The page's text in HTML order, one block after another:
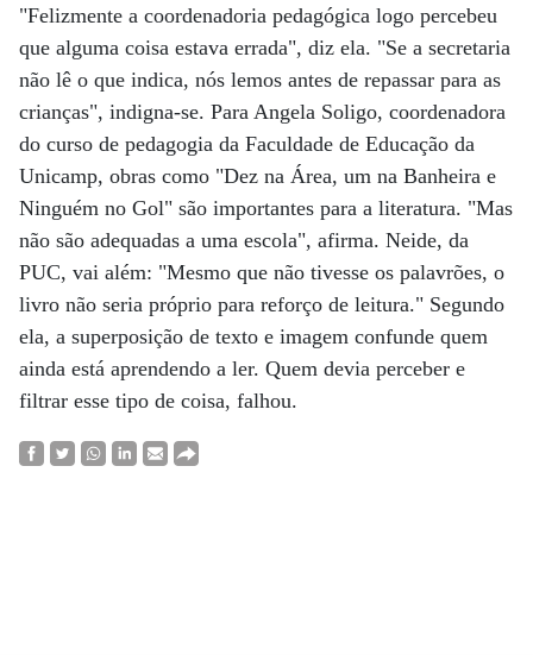
"Felizmente a coordenadoria pedagógica logo percebeu
que alguma coisa estava errada", diz ela. "Se a secretaria
não lê o que indica, nós lemos antes de repassar para as
crianças", indigna-se. Para Angela Soligo, coordenadora
do curso de pedagogia da Faculdade de Educação da
Unicamp, obras como "Dez na Área, um na Banheira e
Ninguém no Gol" são importantes para a literatura. "Mas
não são adequadas a uma escola", afirma. Neide, da
PUC, vai além: "Mesmo que não tivesse os palavrões, o
livro não seria próprio para reforço de leitura." Segundo
ela, a superposição de texto e imagem confunde quem
ainda está aprendendo a ler. Quem devia perceber e
filtrar esse tipo de coisa, falhou.